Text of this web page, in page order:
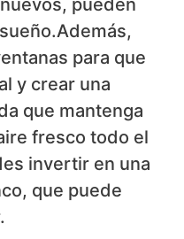
pueden
para que
y crear una
que mantenga
fresco todo el
invertir en una
que puede